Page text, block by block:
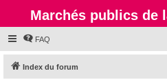
Marchés publics de
FAQ
Index du forum